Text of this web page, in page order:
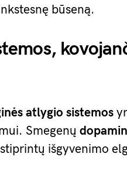
būseną.
atlygio sistemos
Smegenų
išgyvenimo